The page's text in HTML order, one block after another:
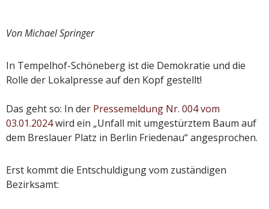
Von Michael Springer
In Tempelhof-Schöneberg ist die Demokratie und die
Rolle der Lokalpresse auf den Kopf gestellt!
Das geht so: In der Pressemeldung Nr. 004 vom
03.01.2024wird ein „Unfall mit umgestürztem Baum auf
dem Breslauer Platz in Berlin Friedenau“ angesprochen.
Erst kommt die Entschuldigung vom zuständigen
Bezirksamt: